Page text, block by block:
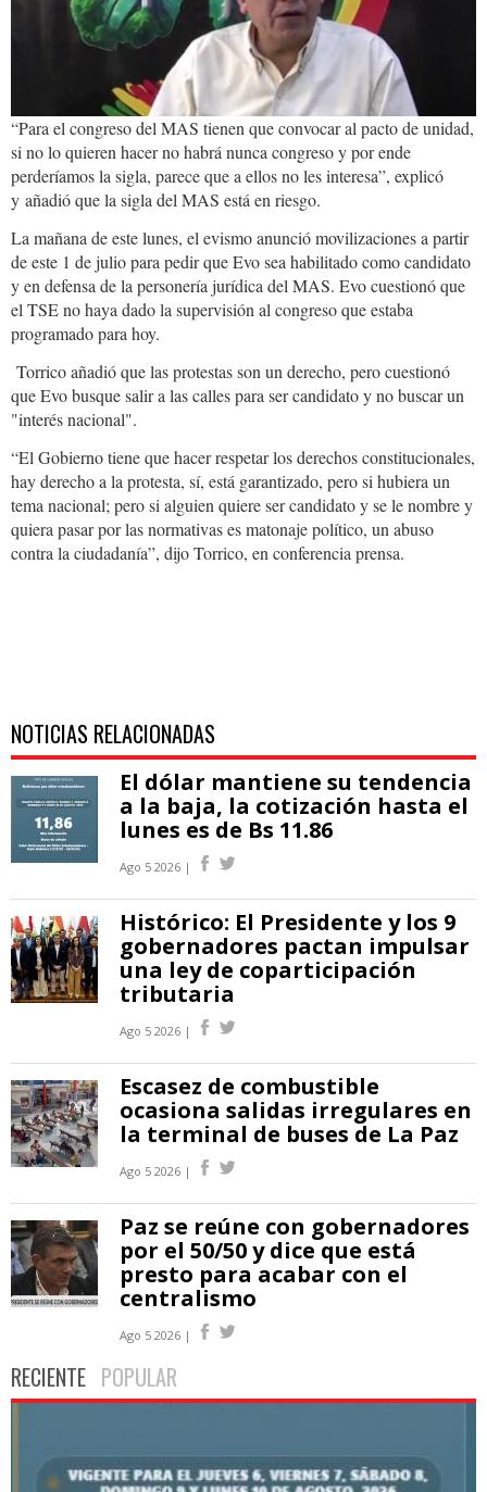
“Para el congreso del MAS tienen que convocar al pacto de unidad,
si no lo quieren hacer no habrá nunca congreso y por ende
perderíamos la sigla, parece que a ellos no les interesa”, explicó
y añadió que la sigla del MAS está en riesgo.
La mañana de este lunes, el evismo anunció movilizaciones a partir
de este 1 de julio para pedir que Evo sea habilitado como candidato
y en defensa de la personería jurídica del MAS. Evo cuestionó que
el TSE no haya dado la supervisión al congreso que estaba
programado para hoy.
Torrico añadió que las protestas son un derecho, pero cuestionó
que Evo busque salir a las calles para ser candidato y no buscar un
"interés nacional".
“El Gobierno tiene que hacer respetar los derechos constitucionales,
hay derecho a la protesta, sí, está garantizado, pero si hubiera un
tema nacional; pero si alguien quiere ser candidato y se le nombre y
quiera pasar por las normativas es matonaje político, un abuso
contra la ciudadanía”, dijo Torrico, en conferencia prensa.
NOTICIAS RELACIONADAS
El dólar mantiene su tendencia
a la baja, la cotización hasta el
lunes es de Bs 11.86
Ago 5 2026 |
Histórico: El Presidente y los 9
gobernadores pactan impulsar
una ley de coparticipación
tributaria
Ago 5 2026 |
Escasez de combustible
ocasiona salidas irregulares en
la terminal de buses de La Paz
Ago 5 2026 |
Paz se reúne con gobernadores
por el 50/50 y dice que está
presto para acabar con el
centralismo
Ago 5 2026 |
RECIENTE POPULAR